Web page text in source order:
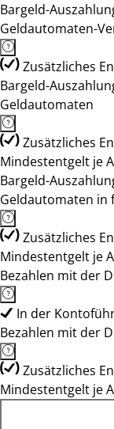
Bargeld-
Geldautomaten-
Zusätzliches
Bargeld-
Geldautomaten
Zusätzliches
Mindestentgelt je
Bargeld-
Geldautomaten in
Zusätzliches
Mindestentgelt je
Bezahlen mit der
In der
Bezahlen mit der
Zusätzliches
Mindestentgelt je